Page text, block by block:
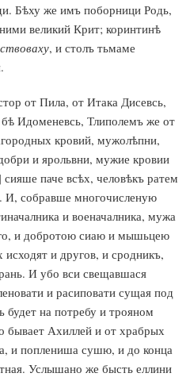
Бѣху же имъ поборници Родь,
великий Крит; коринтинѣ
, и столъ тьмаме
от Пила, от Итака Дисевсь,
Идоменевсь, Тлиполемъ же от
кровий, мужолѣпни,
и ярольвни, мужие кровии
сияше паче всѣх, человѣкъ ратем
И, собравше многочисленую
и военачалника, мужа
и добротою сиаю и мышьцею
и другов, и сродникъ,
И убо вси свещавшася
и расиповати сущая под
на потребу и трояном
бывает Ахиллей и от храбрых
и поплениша сушю, и до конца
Услышано же бысть еллини